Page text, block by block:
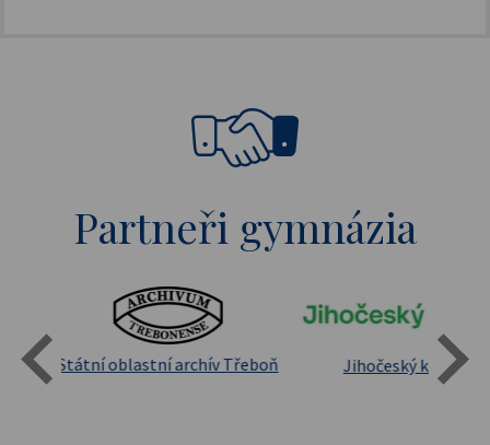
Partneři gymnázia
Státní oblastní archív Třeboň Jihočeský kraj